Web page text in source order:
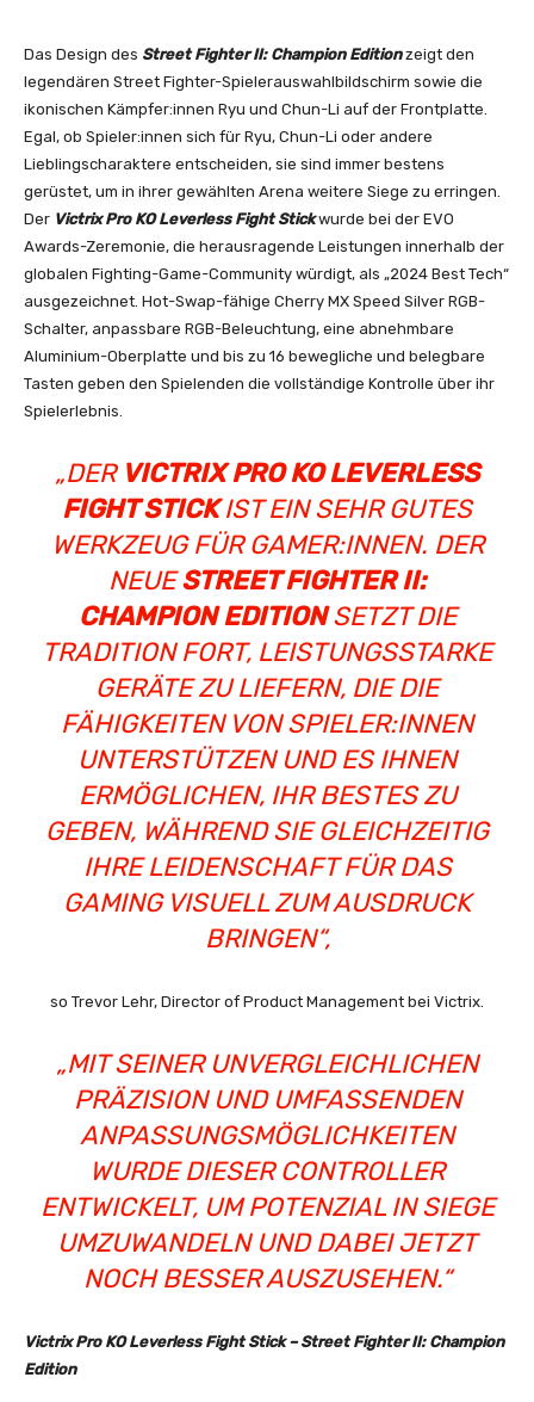
Das Design des Street Fighter II: Champion Editionzeigt den
legendären Street Fighter-Spielerauswahlbildschirm sowie die
ikonischen Kämpfer:innen Ryu und Chun-Li auf der Frontplatte.
Egal, ob Spieler:innen sich für Ryu, Chun-Li oder andere
Lieblingscharaktere entscheiden, sie sind immer bestens
gerüstet, um in ihrer gewählten Arena weitere Siege zu erringen.
Der Victrix Pro KO Leverless Fight Stickwurde bei der EVO
Awards-Zeremonie, die herausragende Leistungen innerhalb der
globalen Fighting-Game-Community würdigt, als „2024 Best Tech“
ausgezeichnet. Hot-Swap-fähige Cherry MX Speed Silver RGB-
Schalter, anpassbare RGB-Beleuchtung, eine abnehmbare
Aluminium-Oberplatte und bis zu 16 bewegliche und belegbare
Tasten geben den Spielenden die vollständige Kontrolle über ihr
Spielerlebnis.
„DER VICTRIX PRO KO LEVERLESS
FIGHT STICKIST EIN SEHR GUTES
WERKZEUG FÜR GAMER:INNEN. DER
NEUESTREET FIGHTER II:
CHAMPION EDITIONSETZT DIE
TRADITION FORT, LEISTUNGSSTARKE
GERÄTE ZU LIEFERN, DIE DIE
FÄHIGKEITEN VON SPIELER:INNEN
UNTERSTÜTZEN UND ES IHNEN
ERMÖGLICHEN, IHR BESTES ZU
GEBEN, WÄHREND SIE GLEICHZEITIG
IHRE LEIDENSCHAFT FÜR DAS
GAMING VISUELL ZUM AUSDRUCK
BRINGEN“,
so Trevor Lehr, Director of Product Management bei Victrix.
„MIT SEINER UNVERGLEICHLICHEN
PRÄZISION UND UMFASSENDEN
ANPASSUNGSMÖGLICHKEITEN
WURDE DIESER CONTROLLER
ENTWICKELT, UM POTENZIAL IN SIEGE
UMZUWANDELN UND DABEI JETZT
NOCH BESSER AUSZUSEHEN.“
Victrix Pro KO Leverless Fight Stick – Street Fighter II: Champion
Edition